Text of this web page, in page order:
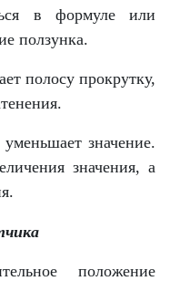
в формуле или
ползунка.
полосу прокрутку,
значение.
значения, а
положение